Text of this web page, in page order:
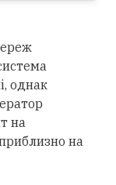
однак
на
на